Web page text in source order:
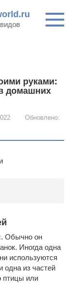
руками:
домашних
Обновлено:
Обычно он
Иногда одна
используются
одна из частей
птицы или